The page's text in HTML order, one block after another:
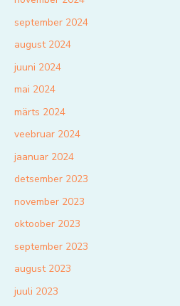
september 2024
august 2024
juuni 2024
mai 2024
märts 2024
veebruar 2024
jaanuar 2024
detsember 2023
november 2023
oktoober 2023
september 2023
august 2023
juuli 2023